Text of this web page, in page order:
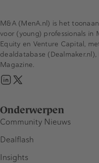
Onderwerpen
Community Nieuws
Dealflash
Insights
M&A (MenA.nl) is het
voor (young) professionals in
Equity en Venture Capital,
dealdatabase
Magazine.